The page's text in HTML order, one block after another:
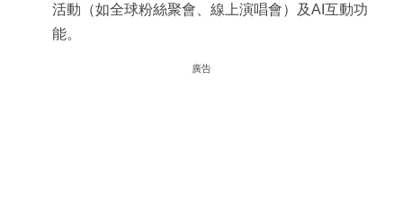
活動（如全球粉絲聚會、線上演唱會）及AI互動功
能。
廣告